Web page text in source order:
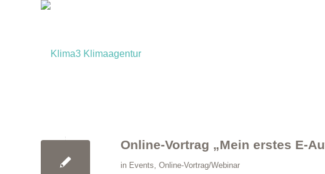
Online-Vortrag „Mein erstes E-
in Events, Online-Vortrag/Webinar